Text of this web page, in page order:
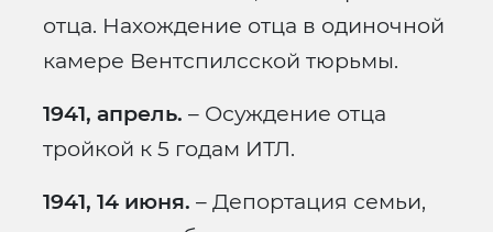
отца. Нахождение отца в одиночной
камере Вентспилсской тюрьмы.
1941, апрель. – Осуждение отца
тройкой к 5 годам ИТЛ.
1941, 14 июня. – Депортация семьи,